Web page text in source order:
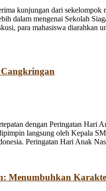
kunjungan dari
dalam mengenai Sekolah
para mahasiswa
dengan Peringatan Hari
langsung oleh Kepala
Peringatan Hari Anak
Menumbuhkan